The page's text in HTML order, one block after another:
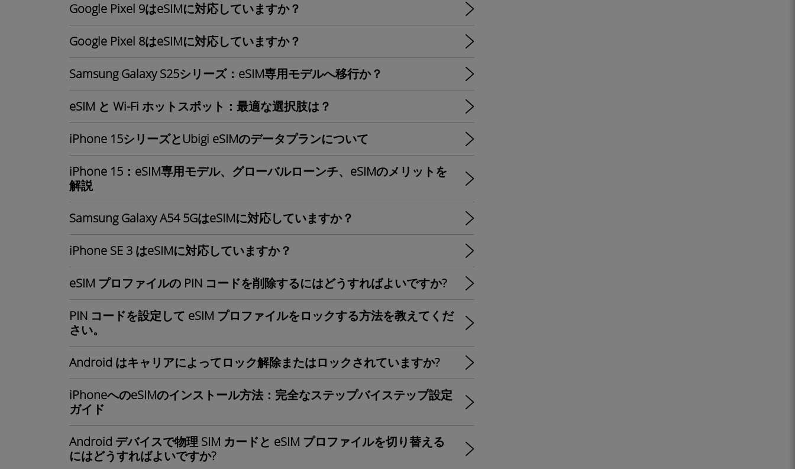
Google Pixel 9はeSIMに対応していますか？
Google Pixel 8はeSIMに対応していますか？
Samsung Galaxy S25シリーズ：eSIM専用モデルへ移行か？
eSIM と Wi-Fi ホットスポット：最適な選択肢は？
iPhone 15シリーズとUbigi eSIMのデータプランについて
iPhone 15：eSIM専用モデル、グローバルローンチ、eSIMのメリットを
解説
Samsung Galaxy A54 5GはeSIMに対応していますか？
iPhone SE 3 はeSIMに対応していますか？
eSIM プロファイルの PIN コードを削除するにはどうすればよいですか?
PIN コードを設定して eSIM プロファイルをロックする方法を教えてくだ
さい。
Android はキャリアによってロック解除またはロックされていますか?
iPhoneへのeSIMのインストール方法：完全なステップバイステップ設定
ガイド
Android デバイスで物理 SIM カードと eSIM プロファイルを切り替える
にはどうすればよいですか?